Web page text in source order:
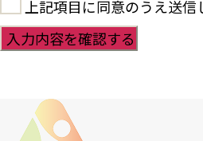
上記項目に同意のうえ送信